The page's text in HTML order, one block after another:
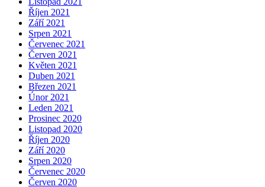
Říjen 2021
Září 2021
Srpen 2021
Červenec 2021
Červen 2021
Květen 2021
Duben 2021
Březen 2021
Únor 2021
Leden 2021
Prosinec 2020
Listopad 2020
Říjen 2020
Září 2020
Srpen 2020
Červenec 2020
Červen 2020